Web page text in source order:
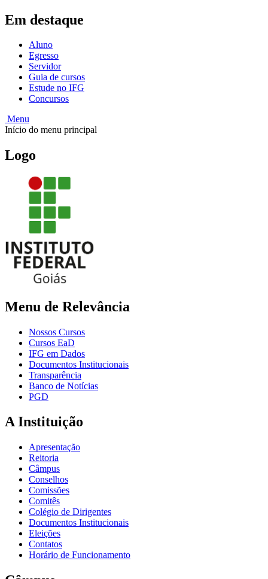
Em destaque
Aluno
Egresso
Servidor
Guia de cursos
Estude no IFG
Concursos
Menu
Início do menu principal
Logo
Menu de Relevância
Nossos Cursos
Cursos EaD
IFG em Dados
Documentos Institucionais
Transparência
Banco de Notícias
PGD
A Instituição
Apresentação
Reitoria
Câmpus
Conselhos
Comissões
Comitês
Colégio de Dirigentes
Documentos Institucionais
Eleições
Contatos
Horário de Funcionamento